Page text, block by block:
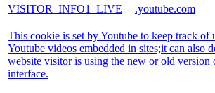
VISITOR_INFO1_LIVE .youtube.com
This cookie is set by Youtube to keep track of
Youtube videos embedded in sites;it can also
website visitor is using the new or old version
interface.